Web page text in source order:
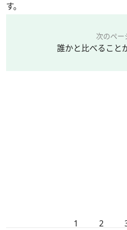
す。
次のペー
誰かと比べること
1 2